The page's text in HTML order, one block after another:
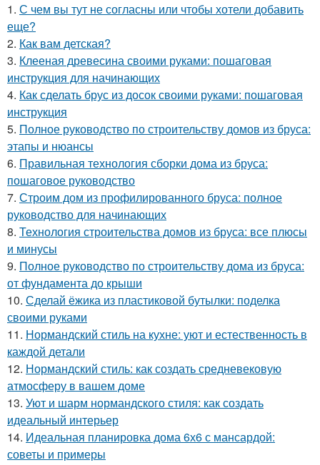
1. С чем вы тут не согласны или чтобы хотели добавить
еще?
2. Как вам детская?
3. Клееная древесина своими руками: пошаговая
инструкция для начинающих
4. Как сделать брус из досок своими руками: пошаговая
инструкция
5. Полное руководство по строительству домов из бруса:
этапы и нюансы
6. Правильная технология сборки дома из бруса:
пошаговое руководство
7. Строим дом из профилированного бруса: полное
руководство для начинающих
8. Технология строительства домов из бруса: все плюсы
и минусы
9. Полное руководство по строительству дома из бруса:
от фундамента до крыши
10. Сделай ёжика из пластиковой бутылки: поделка
своими руками
11. Нормандский стиль на кухне: уют и естественность в
каждой детали
12. Нормандский стиль: как создать средневековую
атмосферу в вашем доме
13. Уют и шарм нормандского стиля: как создать
идеальный интерьер
14. Идеальная планировка дома 6х6 с мансардой:
советы и примеры